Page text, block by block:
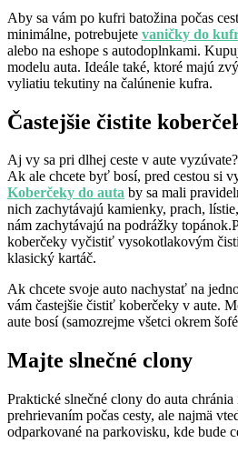
Aby sa vám po kufri batožina počas
minimálne, potrebujete vaničky do
alebo na eshope s autodoplnkami.
modelu auta. Ideále také, ktoré majú
vyliatiu tekutiny na čalúnenie kufra.
Častejšie čistite
Aj vy sa pri dlhej ceste v aute
Ak ale chcete byť bosí, pred cestou si
Koberčeky do auta by sa mali
nich zachytávajú kamienky, prach,
nám zachytávajú na podrážky
koberčeky vyčistiť vysokotlakovým
klasický kartáč.
Ak chcete svoje auto nachystať na
vám častejšie čistiť koberčeky v aute.
aute bosí (samozrejme všetci okrem
Majte slnečné clony
Praktické slnečné clony do auta chránia
prehrievaním počas cesty, ale najmä
odparkované na parkovisku, kde bude